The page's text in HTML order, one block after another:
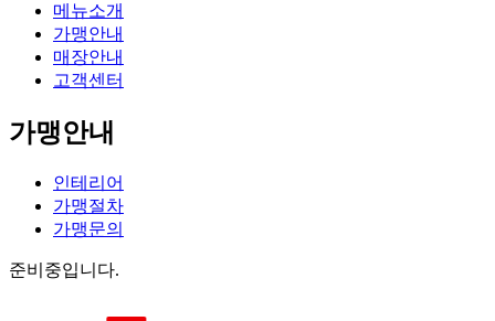
메뉴소개
가맹안내
매장안내
고객센터
가맹안내
인테리어
가맹절차
가맹문의
준비중입니다.